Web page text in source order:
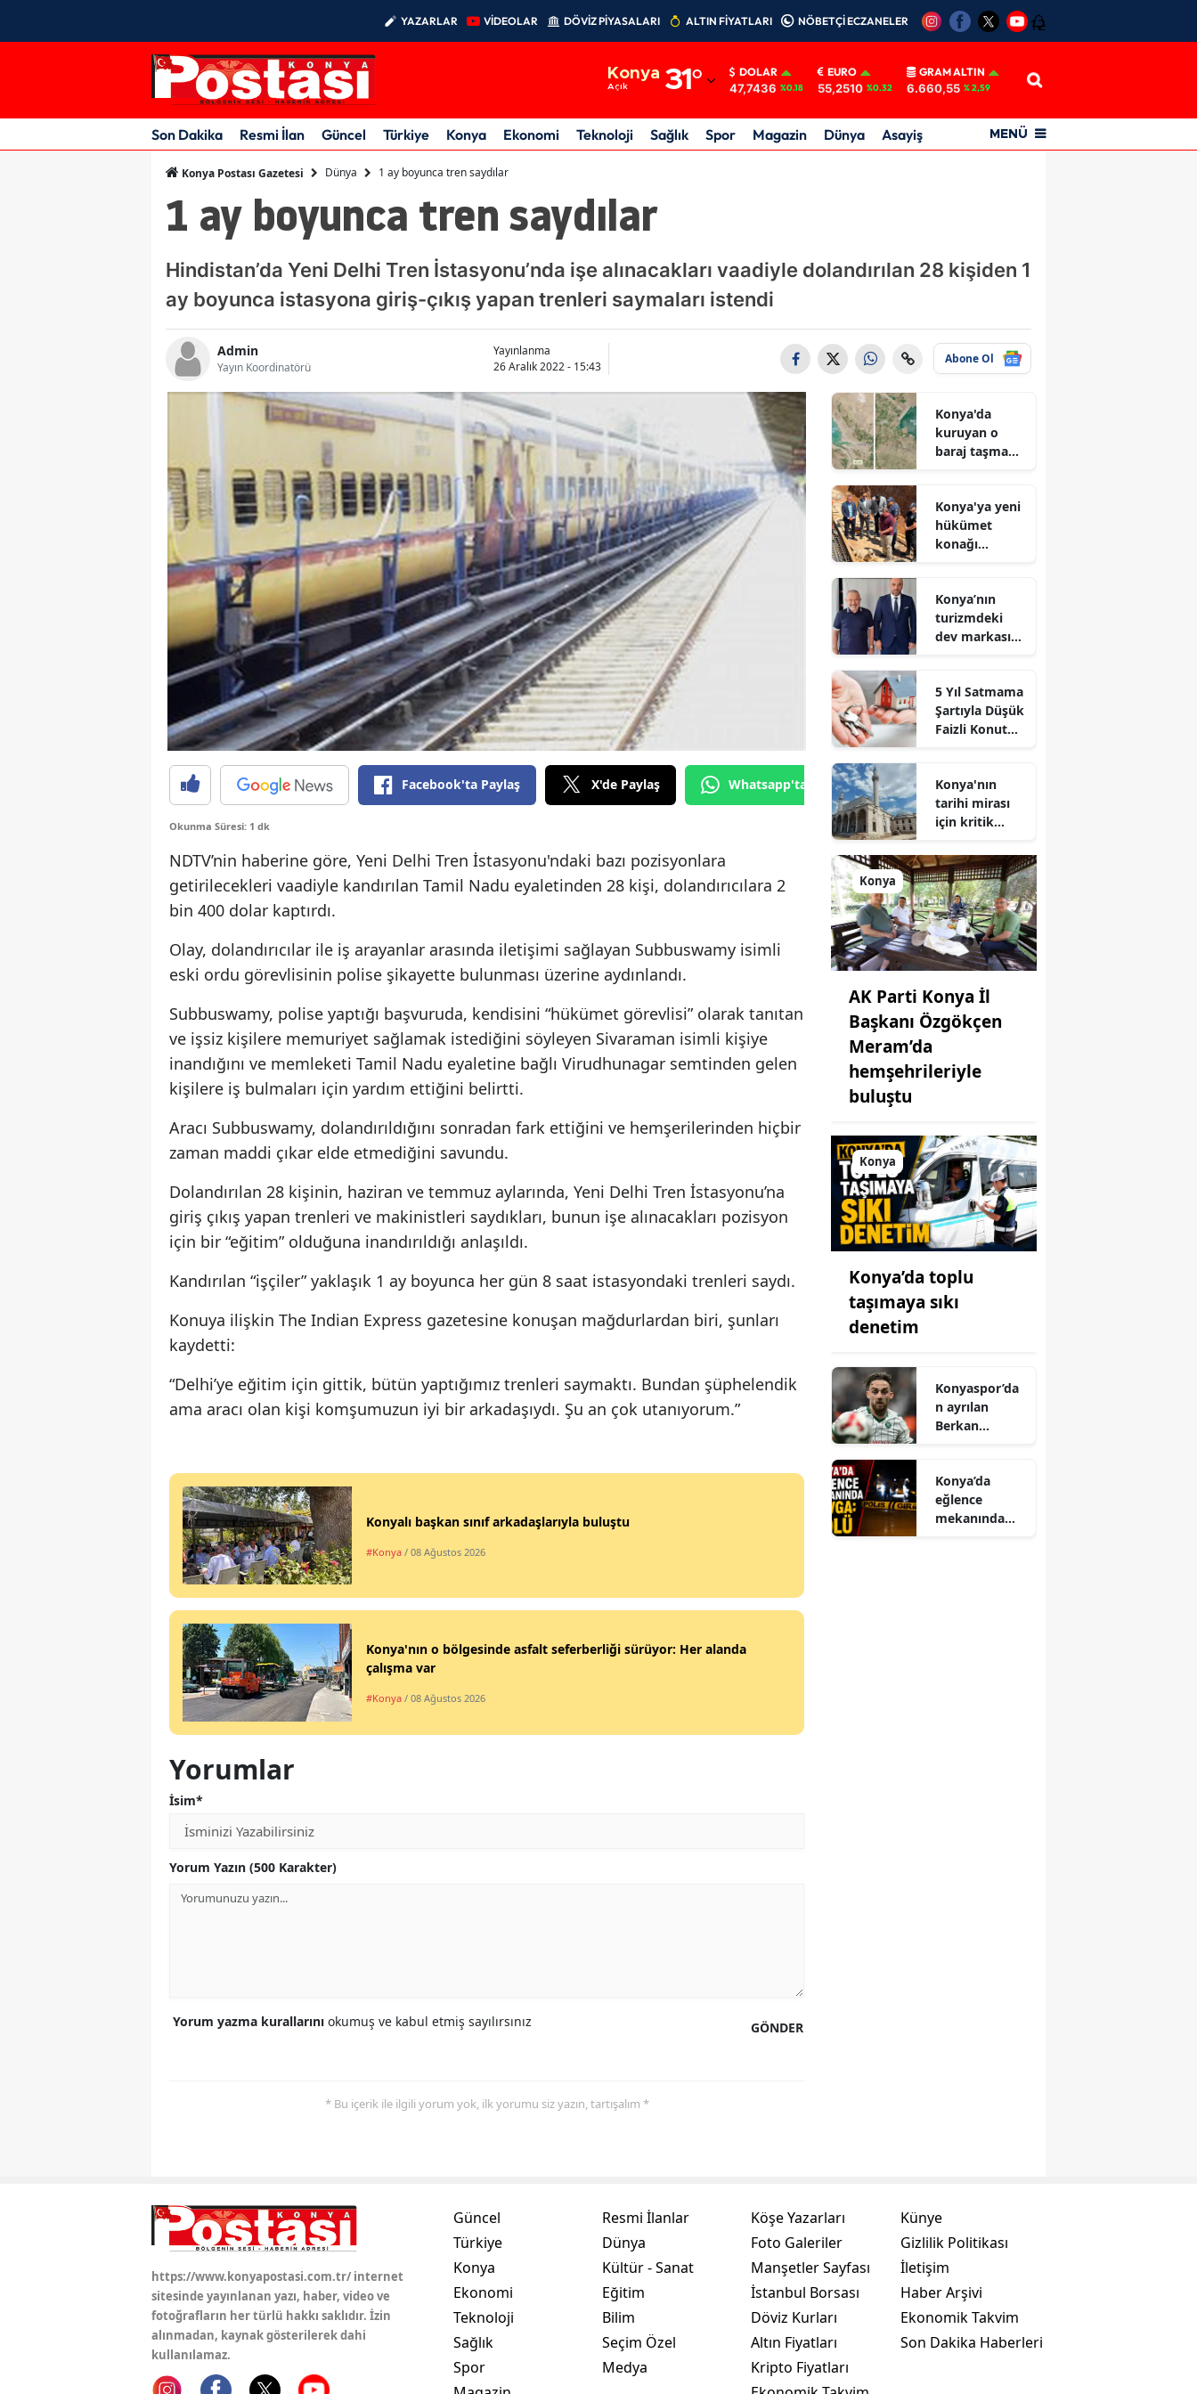
YAZARLAR VİDEOLAR DÖVİZ PİYASALARI ALTIN FİYATLARI NÖBETÇİ ECZANELER 12
Konya
Açık 31°
Adıyaman
Afyonkarahisar
Ankara
Antalya
Artvin
Bingöl
Bitlis
Bolu
Burdur
Bursa
Çanakkale
Çankırı
Çorum
Denizli
Diyarbakır
Elazığ
Erzincan
Eskişehir
Giresun
Gümüşhane
Isparta
Mersin
İzmir
Kars
Kayseri
Kırşehir
Manisa
Mardin
Sinop
Tokat
Trabzon
Şanlıurfa
Uşak
DOLAR
47,7436 %0.18
EURO
55,2510 %0.32
GRAM ALTIN
6.660,55 % 2,59
Son Dakika Resmi İlan Güncel Türkiye Konya Ekonomi Teknoloji Sağlık Spor Magazin Dünya Asayiş MENÜ
Konya Postası Gazetesi Dünya 1 ay boyunca tren saydılar
1 ay boyunca tren saydılar
Hindistan’da Yeni Delhi Tren İstasyonu’nda işe alınacakları vaadiyle dolandırılan 28 kişiden 1
ay boyunca istasyona giriş-çıkış yapan trenleri saymaları istendi
Admin
Yayın Koordinatörü
Yayınlanma
26 Aralık 2022 - 15:43
Abone Ol
Facebook'ta Paylaş X'de Paylaş Whatsapp'tan Gönder
Okunma Süresi: 1 dk
NDTV’nin haberine göre, Yeni Delhi Tren İstasyonu'ndaki bazı pozisyonlara
getirilecekleri vaadiyle kandırılan Tamil Nadu eyaletinden 28 kişi, dolandırıcılara 2
bin 400 dolar kaptırdı.
Olay, dolandırıcılar ile iş arayanlar arasında iletişimi sağlayan Subbuswamy isimli
eski ordu görevlisinin polise şikayette bulunması üzerine aydınlandı.
Subbuswamy, polise yaptığı başvuruda, kendisini “hükümet görevlisi” olarak tanıtan
ve işsiz kişilere memuriyet sağlamak istediğini söyleyen Sivaraman isimli kişiye
inandığını ve memleketi Tamil Nadu eyaletine bağlı Virudhunagar semtinden gelen
kişilere iş bulmaları için yardım ettiğini belirtti.
Aracı Subbuswamy, dolandırıldığını sonradan fark ettiğini ve hemşerilerinden hiçbir
zaman maddi çıkar elde etmediğini savundu.
Dolandırılan 28 kişinin, haziran ve temmuz aylarında, Yeni Delhi Tren İstasyonu’na
giriş çıkış yapan trenleri ve makinistleri saydıkları, bunun işe alınacakları pozisyon
için bir “eğitim” olduğuna inandırıldığı anlaşıldı.
Kandırılan “işçiler” yaklaşık 1 ay boyunca her gün 8 saat istasyondaki trenleri saydı.
Konuya ilişkin The Indian Express gazetesine konuşan mağdurlardan biri, şunları
kaydetti:
“Delhi’ye eğitim için gittik, bütün yaptığımız trenleri saymaktı. Bundan şüphelendik
ama aracı olan kişi komşumuzun iyi bir arkadaşıydı. Şu an çok utanıyorum.”
Konyalı başkan sınıf arkadaşlarıyla buluştu
#Konya / 08 Ağustos 2026
Konya'nın o bölgesinde asfalt seferberliği sürüyor: Her alanda
çalışma var
#Konya / 08 Ağustos 2026
Yorumlar
İsim*
Yorum Yazın (500 Karakter)
GÖNDER
Yorum yazma kurallarını okumuş ve kabul etmiş sayılırsınız
* Bu içerik ile ilgili yorum yok, ilk yorumu siz yazın, tartışalım *
Konya'da
kuruyan o
baraj taşma
Konya'ya yeni
hükümet
konağı
Konya’nın
turizmdeki
dev markası
de zirveye
oynuyor
5 Yıl Satmama
Şartıyla Düşük
Faizli Konut
Konya'nın
tarihi mirası
için kritik
durum
açıklandı
Konya
AK Parti Konya İl
Başkanı Özgökçen
Meram’da
hemşehrileriyle
buluştu
Konya
Konya’da toplu
taşımaya sıkı
denetim
Konyaspor’da
n ayrılan
Berkan
Konya’da
eğlence
mekanında
https://www.konyapostasi.com.tr/ internet
sitesinde yayınlanan yazı, haber, video ve
fotoğrafların her türlü hakkı saklıdır. İzin
alınmadan, kaynak gösterilerek dahi
kullanılamaz.
Güncel
Türkiye
Konya
Ekonomi
Teknoloji
Sağlık
Spor
Resmi İlanlar
Dünya
Kültür - Sanat
Eğitim
Bilim
Seçim Özel
Medya
Köşe Yazarları
Foto Galeriler
Manşetler Sayfası
İstanbul Borsası
Döviz Kurları
Altın Fiyatları
Kripto Fiyatları
Künye
Gizlilik Politikası
İletişim
Haber Arşivi
Ekonomik Takvim
Son Dakika Haberleri